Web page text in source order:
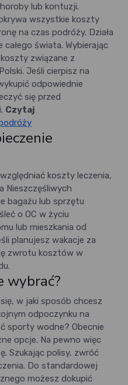
lub kontuzji.
wszystkie koszty
na czas podróży. Działa
świata. Wybierając
związane z
Jeśli cierpisz na
odpowiednie
się przed
Czytaj
koszty leczenia,
Nieszczęśliwych
bagażu lub sprzętu
o OC w życiu
lub mieszkania od
planujesz wakacje za
zwrotu kosztów w
wybrać?
w jaki sposób chcesz
odpoczynku na
sporty wodne? Obecnie
opcje. Na pewno więc
Szukając polisy, zwróć
Do standardowej
możesz dokupić